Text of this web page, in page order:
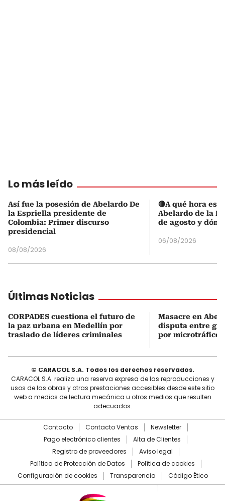
Lo más leído
Así fue la posesión de Abelardo De
la Espriella presidente de
Colombia: Primer discurso
presidencial
08/08/2026
🔴A qué hora es
Abelardo de la
de agosto y
06/08/2026
Últimas Noticias
CORPADES cuestiona el futuro de
la paz urbana en Medellín por
traslado de líderes criminales
Masacre en
disputa entre
por microtráfico
© CARACOL S.A. Todos los derechos reservados.
CARACOL S.A. realiza una reserva expresa de las reproducciones y
usos de las obras y otras prestaciones accesibles desde este sitio
web a medios de lectura mecánica u otros medios que resulten
adecuados.
Contacto Contacto Ventas
Newsletter
Pago electrónico clientes
Alta de Clientes
Registro de proveedores
Aviso legal
Política de Protección de Datos
Política de cookies
Configuración de cookies
Transparencia Código Ético